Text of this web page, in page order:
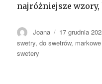
najróżniejsze
Autor
Joana Opublikowano
17 grudnia
swetry,do swetrów,
swetery